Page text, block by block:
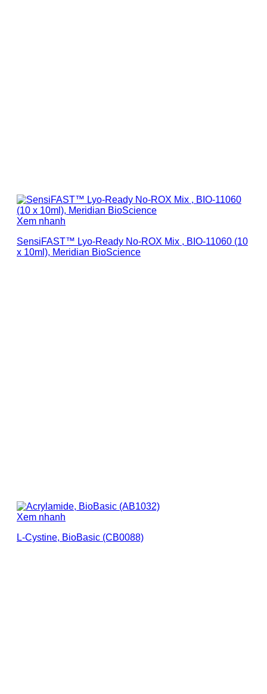
Xem nhanh
SensiFAST™ Lyo-Ready No-ROX Mix , BIO-11060 (10
x 10ml), Meridian BioScience
Xem nhanh
L-Cystine, BioBasic (CB0088)